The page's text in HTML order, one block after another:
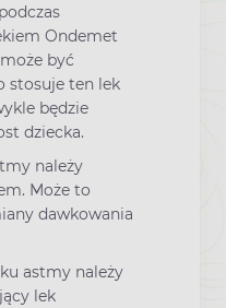
Ondemet
być
stosuje ten lek
będzie
dziecka.
należy
Może to
dawkowania
astmy należy
lek